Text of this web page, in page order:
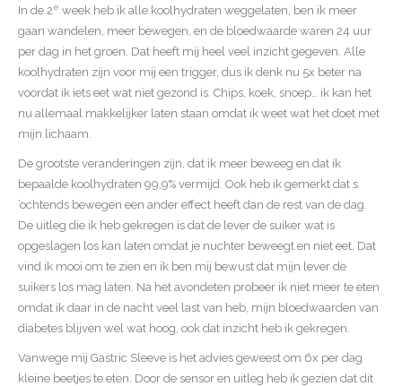
In de 2e week heb ik alle koolhydraten weggelaten, ben ik meer
gaan wandelen, meer bewegen, en de bloedwaarde waren 24 uur
per dag in het groen. Dat heeft mij heel veel inzicht gegeven. Alle
koolhydraten zijn voor mij een trigger, dus ik denk nu 5x beter na
voordat ik iets eet wat niet gezond is. Chips, koek, snoep… ik kan het
nu allemaal makkelijker laten staan omdat ik weet wat het doet met
mijn lichaam.
De grootste veranderingen zijn, dat ik meer beweeg en dat ik
bepaalde koolhydraten 99,9% vermijd. Ook heb ik gemerkt dat s
’ochtends bewegen een ander effect heeft dan de rest van de dag.
De uitleg die ik heb gekregen is dat de lever de suiker wat is
opgeslagen los kan laten omdat je nuchter beweegt en niet eet. Dat
vind ik mooi om te zien en ik ben mij bewust dat mijn lever de
suikers los mag laten. Na het avondeten probeer ik niet meer te eten
omdat ik daar in de nacht veel last van heb, mijn bloedwaarden van
diabetes blijven wel wat hoog, ook dat inzicht heb ik gekregen.
Vanwege mij Gastric Sleeve is het advies geweest om 6x per dag
kleine beetjes te eten. Door de sensor en uitleg heb ik gezien dat dit